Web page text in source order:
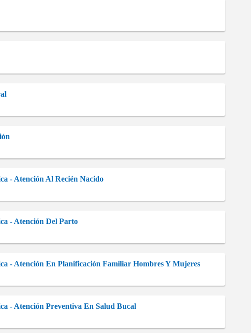
- Atención Al Recién Nacido
- Atención Del Parto
- Atención En Planificación Familiar Hombres Y Mujeres
- Atención Preventiva En Salud Bucal